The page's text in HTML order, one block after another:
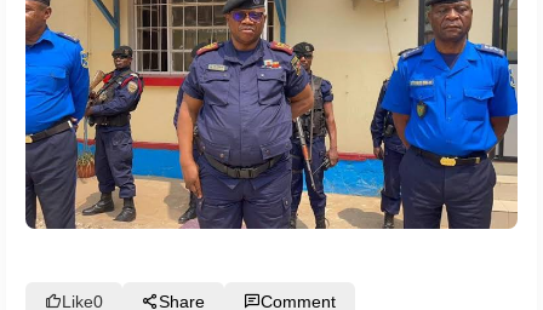
Like0 Share Comment